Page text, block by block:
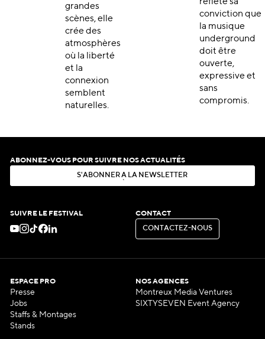
grandes
scènes, elle
crée des
atmosphères
où la liberté
et la
connexion
semblent
naturelles.
conviction que
la musique
underground
doit être
ouverte,
expressive et
sans
compromis.
ABONNEZ-VOUS POUR SUIVRE NOS ACTUALITÉS
S'ABON N ER À LA N EWSLE ER
SUIVRE LE FESTIVAL CONTACT
CON ACT EZ-N OUS
CONTACTEZ-NOUS
ESPACE PRO
Presse
Jobs
Staffs & Montages
Stands
NOS AGENCES
Montreux Media Ventures
SIXTYSEVEN Event Agency